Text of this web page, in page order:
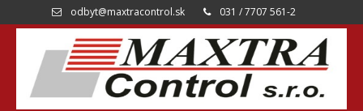
odbyt@maxtracontrol.sk 031 / 7707 561-2